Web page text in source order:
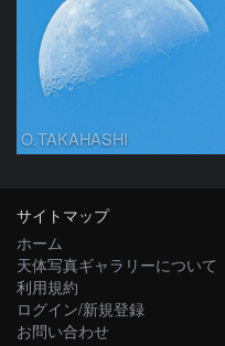
O.TAKAHASHI
サイトマップ
ホーム
天体写真ギャラリーについて
利用規約
ログイン/新規登録
お問い合わせ